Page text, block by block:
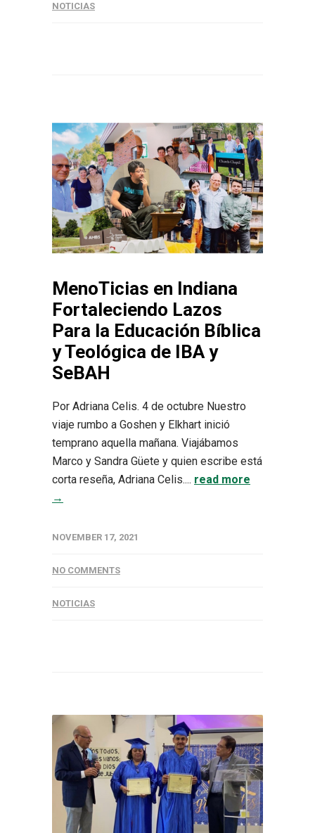
NOTICIAS
MenoTicias en Indiana
Fortaleciendo Lazos
Para la Educación Bíblica
y Teológica de IBA y
SeBAH
Por Adriana Celis. 4 de octubre Nuestro
viaje rumbo a Goshen y Elkhart inició
temprano aquella mañana. Viajábamos
Marco y Sandra Güete y quien escribe está
corta reseña, Adriana Celis.... read more
→
NOVEMBER 17, 2021
NO COMMENTS
NOTICIAS